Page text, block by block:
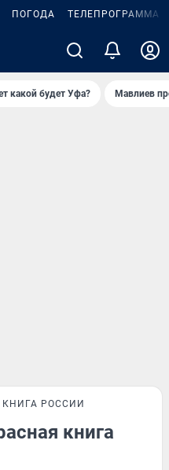
ПОГОДА ТЕЛЕПРОГРАММА
какой будет Уфа? Мавлиев
КНИГА РОССИИ
книга